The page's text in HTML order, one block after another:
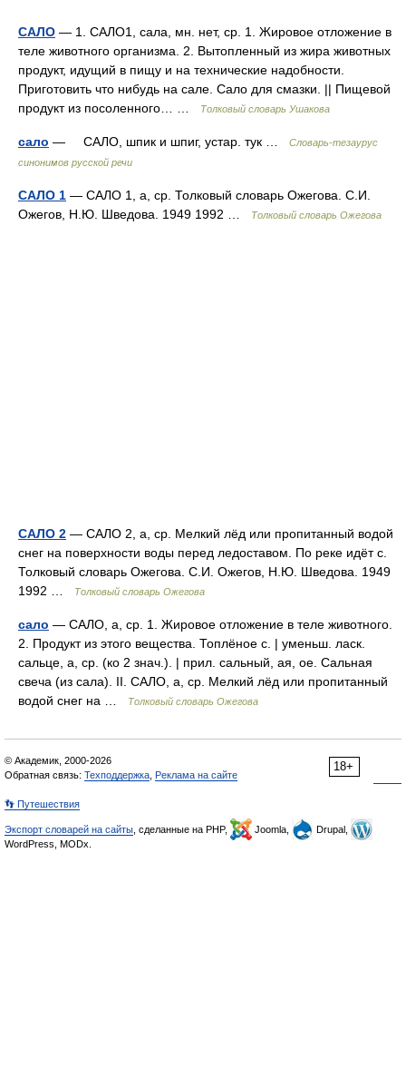
САЛО — 1. САЛО1, сала, мн. нет, ср. 1. Жировое отложение в
теле животного организма. 2. Вытопленный из жира животных
продукт, идущий в пищу и на технические надобности.
Приготовить что нибудь на сале. Сало для смазки. || Пищевой
продукт из посоленного… …
Толковый словарь Ушакова
сало — САЛО, шпик и шпиг, устар. тук …
Словарь-тезаурус
синонимов русской речи
САЛО 1 — САЛО 1, а, ср. Толковый словарь Ожегова. С.И.
Ожегов, Н.Ю. Шведова. 1949 1992 …
Толковый словарь Ожегова
САЛО 2 — САЛО 2, а, ср. Мелкий лёд или пропитанный водой
снег на поверхности воды перед ледоставом. По реке идёт с.
Толковый словарь Ожегова. С.И. Ожегов, Н.Ю. Шведова. 1949
1992 …
Толковый словарь Ожегова
сало — САЛО, а, ср. 1. Жировое отложение в теле животного.
2. Продукт из этого вещества. Топлёное с. | уменьш. ласк.
сальце, а, ср. (ко 2 знач.). | прил. сальный, ая, ое. Сальная
свеча (из сала). II. САЛО, а, ср. Мелкий лёд или пропитанный
водой снег на …
Толковый словарь Ожегова
18+
© Академик, 2000-2026
Обратная связь: Техподдержка Реклама на сайте
👣 Путешествия
Экспорт словарей на сайты , сделанные на PHP, Joomla,
Drupal,
WordPress, MODx.